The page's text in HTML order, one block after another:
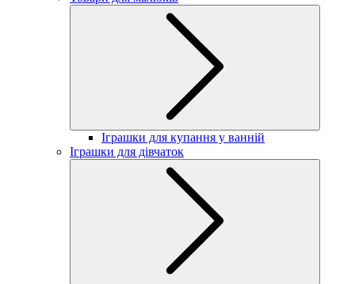
Іграшки для купання у ванній
Іграшки для дівчаток